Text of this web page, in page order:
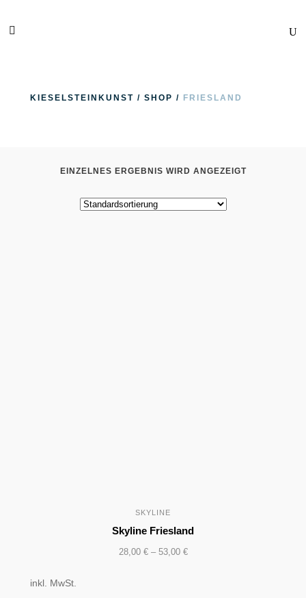
KIESELSTEINKUNST / SHOP / FRIESLAND
EINZELNES ERGEBNIS WIRD ANGEZEIGT
SKYLINE
Skyline Friesland
28,00 €– 53,00 €
inkl. MwSt.